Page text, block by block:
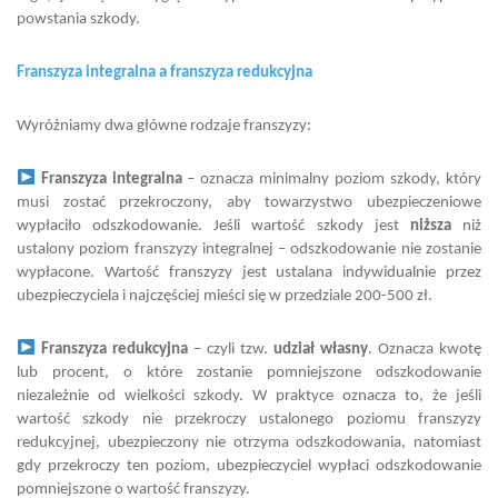
powstania szkody.
Franszyza integralna a franszyza redukcyjna
Wyróżniamy dwa główne rodzaje franszyzy:
Franszyza integralna– oznacza minimalny poziom szkody, który
musi zostać przekroczony, aby towarzystwo ubezpieczeniowe
wypłaciło odszkodowanie. Jeśli wartość szkody jest niższaniż
ustalony poziom franszyzy integralnej – odszkodowanie nie zostanie
wypłacone. Wartość franszyzy jest ustalana indywidualnie przez
ubezpieczyciela i najczęściej mieści się w przedziale 200-500 zł.
Franszyza redukcyjna– czyli tzw. udział własny. Oznacza kwotę
lub procent, o które zostanie pomniejszone odszkodowanie
niezależnie od wielkości szkody. W praktyce oznacza to, że jeśli
wartość szkody nie przekroczy ustalonego poziomu franszyzy
redukcyjnej, ubezpieczony nie otrzyma odszkodowania, natomiast
gdy przekroczy ten poziom, ubezpieczyciel wypłaci odszkodowanie
pomniejszone o wartość franszyzy.